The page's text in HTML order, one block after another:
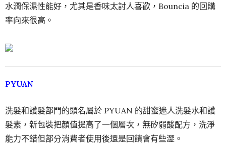
水潤保濕性能好，尤其是香味太討人喜歡，Bouncia 的回購
率向來很高。
PYUAN
洗髮和護髮部門的頭名屬於 PYUAN 的甜蜜迷人洗髮水和護
髮素，新包裝把顏值提高了一個層次，無矽弱酸配方，洗淨
能力不錯但部分消費者使用後還是回饋會有些澀。